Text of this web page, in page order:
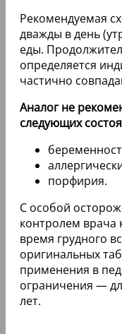
Рекомендуемая
дважды в день
еды.
определяется
частично
Аналог не
следующих
порфирия.
С особой
контролем врача
время грудного
оригинальных
применения в
ограничения —
лет.